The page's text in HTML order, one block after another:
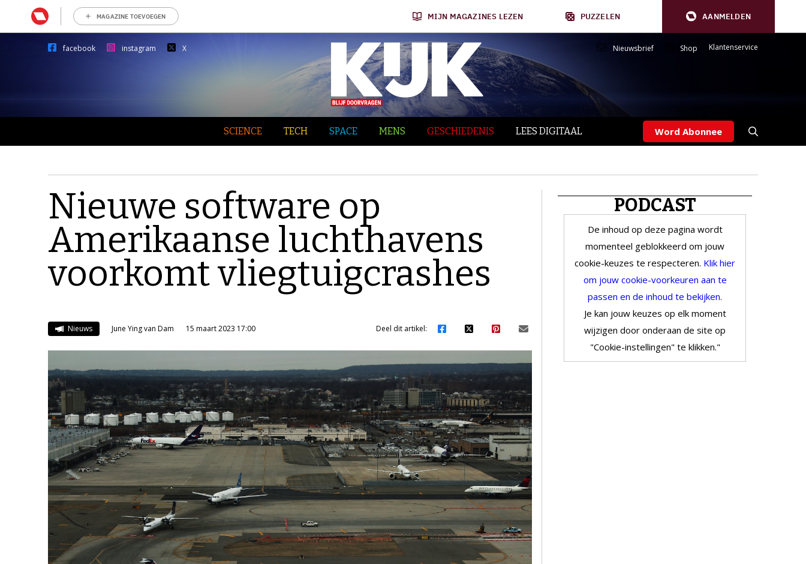
MAGAZINE TOEVOEGEN MIJN MAGAZINES LEZEN PUZZELEN AANMELDEN
facebook instagram X Nieuwsbrief Shop Klantenservice
SCIENCE TECH SPACE MENS GESCHIEDENIS LEES DIGITAAL Word Abonnee
Nieuwe software op
Amerikaanse luchthavens
voorkomt vliegtuigcrashes
Nieuws June Ying van Dam 15 maart 2023 17:00 Deel dit artikel:
PODCAST
De inhoud op deze pagina wordt
momenteel geblokkeerd om jouw
cookie-keuzes te respecteren. Klik hier
om jouw cookie-voorkeuren aan te
passen en de inhoud te bekijken.
Je kan jouw keuzes op elk moment
wijzigen door onderaan de site op
"Cookie-instellingen" te klikken."